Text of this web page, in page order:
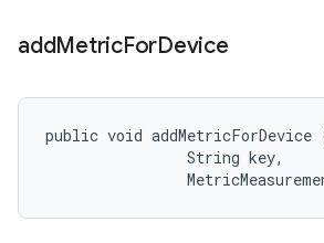
addMetricForDevice
public void addMetricForDevice
                String key,